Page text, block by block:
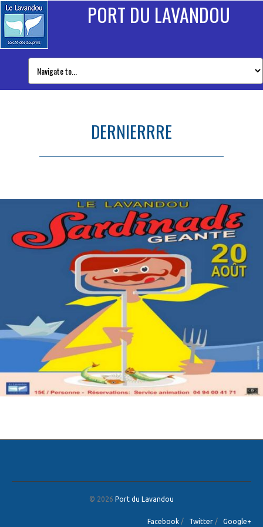
PORT DU LAVANDOU
DERNIERRRE
© 2026 Port du Lavandou
Facebook / Twitter / Google+